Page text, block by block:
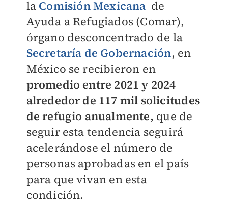
la Comisión Mexicana de
Ayuda a Refugiados (Comar),
órgano desconcentrado de la
Secretaría de Gobernación, en
México se recibieron en
promedio entre 2021 y 2024
alrededor de 117 mil solicitudes
de refugio anualmente, que de
seguir esta tendencia seguirá
acelerándose el número de
personas aprobadas en el país
para que vivan en esta
condición.